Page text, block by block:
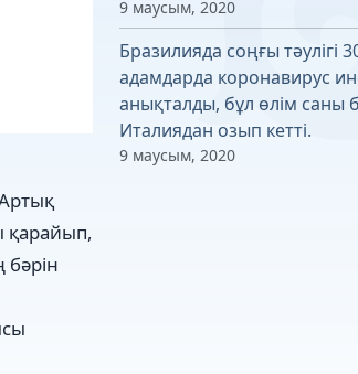
қарайып,
бәрін
9 маусым, 2020
Бразилияда соңғы тәулігі
адамдарда коронавирус
анықталды, бұл өлім саны
Италиядан озып кетті.
9 маусым, 2020